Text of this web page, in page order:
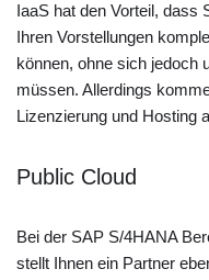
IaaS hat den Vorteil, dass
Ihren Vorstellungen
können, ohne sich jedoch
müssen. Allerdings
Lizenzierung und Hosting
Public Cloud
Bei der SAP S/4HANA
stellt Ihnen ein Partner